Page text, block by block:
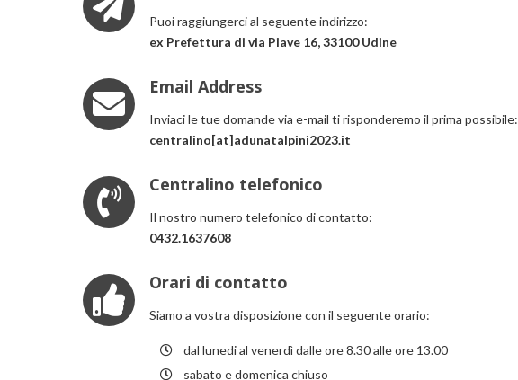
Puoi raggiungerci al seguente indirizzo:
ex Prefettura di via Piave 16, 33100 Udine
Email Address
Inviaci le tue domande via e-mail ti risponderemo il prima possibile:
centralino[at]adunatalpini2023.it
Centralino telefonico
Il nostro numero telefonico di contatto:
0432.1637608
Orari di contatto
Siamo a vostra disposizione con il seguente orario:
dal lunedi al venerdì dalle ore 8.30 alle ore 13.00
sabato e domenica chiuso